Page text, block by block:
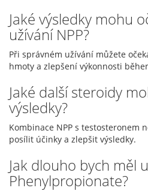
Jaké výsledky mohu
užívání NPP?
Při správném užívání můžete
hmoty a zlepšení výkonnosti
Jaké další steroidy
výsledky?
Kombinace NPP s testosteronem
posílit účinky a zlepšit výsledky.
Jak dlouho bych měl
Phenylpropionate?